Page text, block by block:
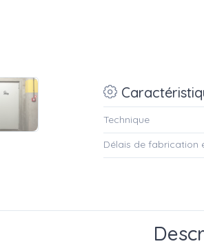
Technique
Délais de fabrication